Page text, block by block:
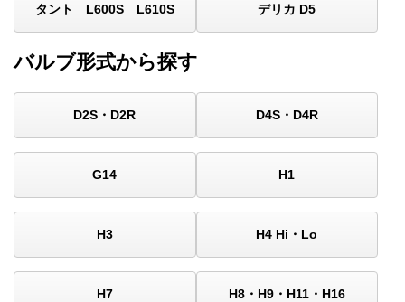
タント L600S L610S デリカ D5
バルブ形式から探す
D2S・D2R D4S・D4R
G14 H1
H3 H4 Hi・Lo
H7 H8・H9・H11・H16